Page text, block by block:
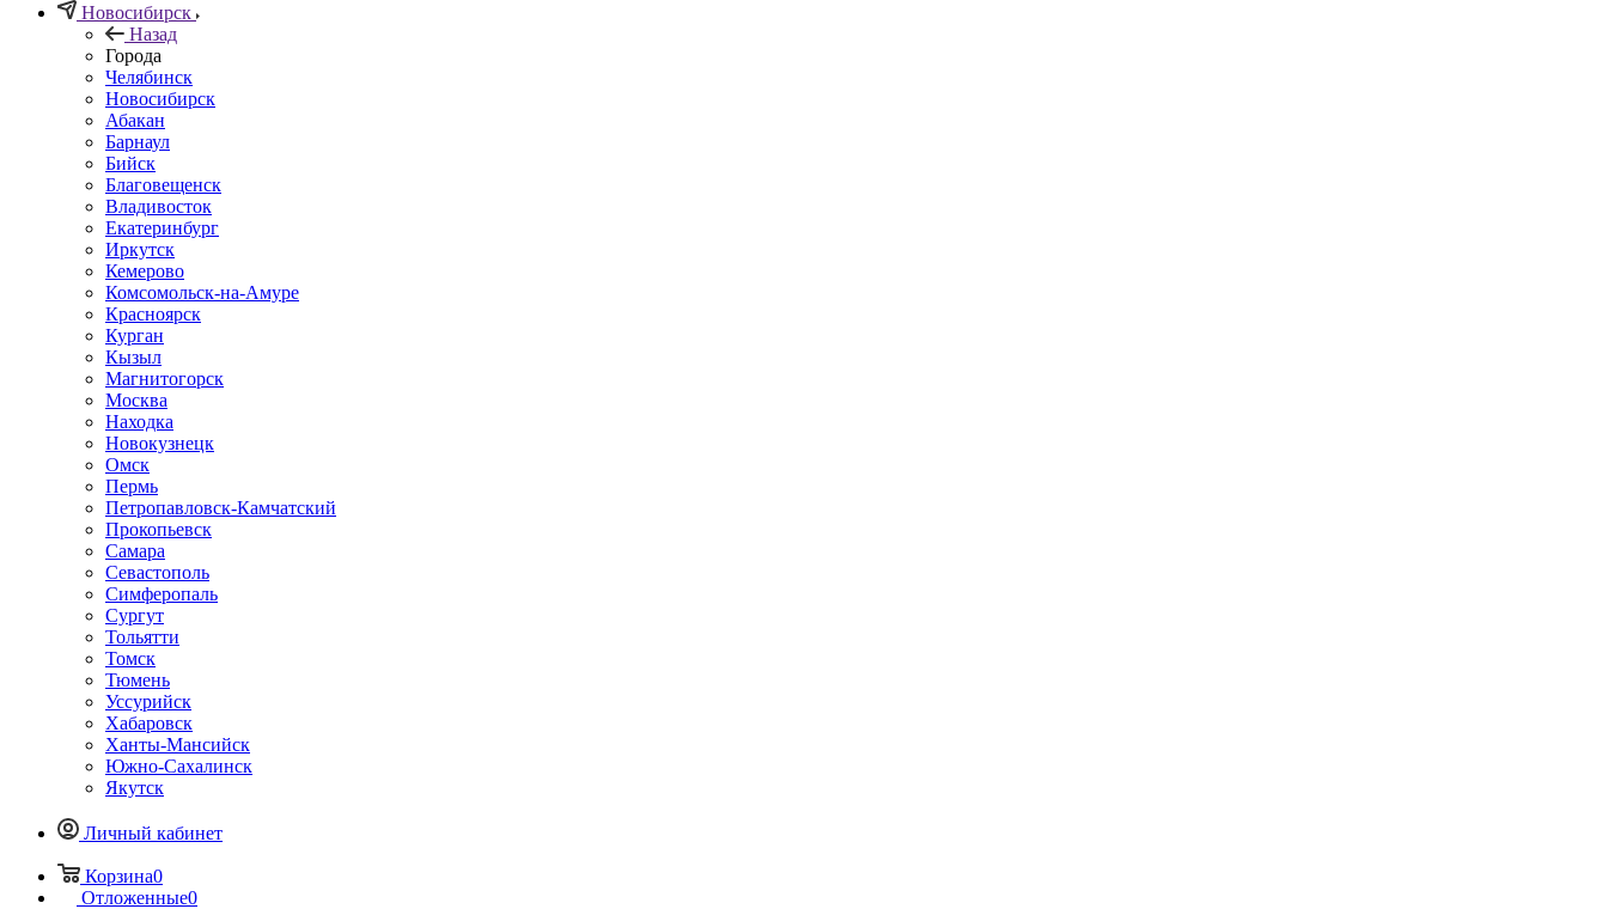
Новосибирск
Назад
Города
Челябинск
Новосибирск
Абакан
Барнаул
Бийск
Благовещенск
Владивосток
Екатеринбург
Иркутск
Кемерово
Комсомольск-на-Амуре
Красноярск
Курган
Кызыл
Магнитогорск
Москва
Находка
Новокузнецк
Омск
Пермь
Петропавловск-Камчатский
Прокопьевск
Самара
Севастополь
Симферопаль
Сургут
Тольятти
Томск
Тюмень
Уссурийск
Хабаровск
Ханты-Мансийск
Южно-Сахалинск
Якутск
Личный кабинет
Корзина0
Отложенные0